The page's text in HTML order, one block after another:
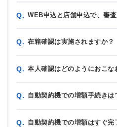
Q. WEB申込と店舗申込で、審
Q. 在籍確認は実施されますか？
Q. 本人確認はどのようにおこな
Q. 自動契約機での増額手続きは
Q. 自動契約機での増額はすぐ完